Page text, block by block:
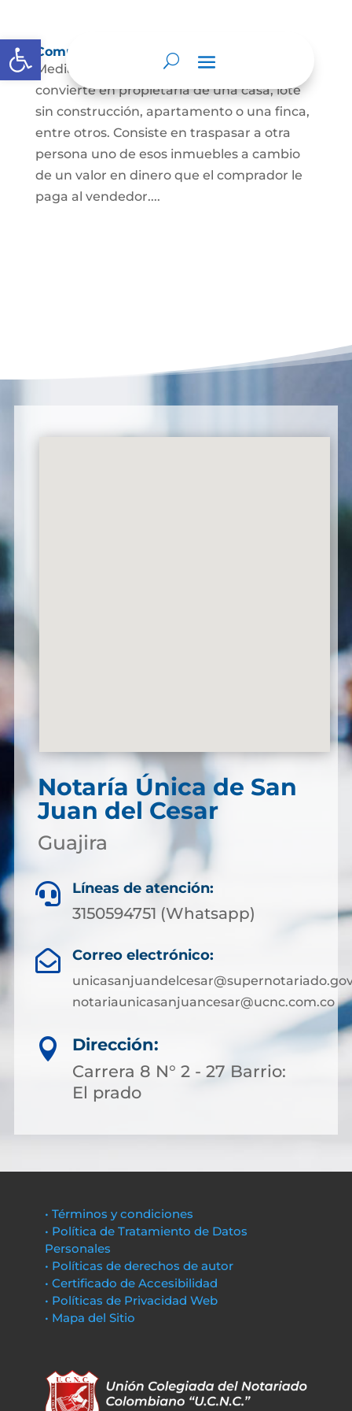
Abrir barra de herramientas
Compraventa de inmuebles
Mediante este contrato, una persona se
convierte en propietaria de una casa, lote
sin construcción, apartamento o una finca,
entre otros. Consiste en traspasar a otra
persona uno de esos inmuebles a cambio
de un valor en dinero que el comprador le
paga al vendedor....
Notaría Única de San
Juan del Cesar
Guajira
 Líneas de atención:
3150594751 (Whatsapp)
 Correo electrónico:
notariaunicasanjuancesar@ucnc.com.co

Dirección:
Carrera 8 N° 2 - 27 Barrio:
El prado
• Términos y condiciones
• Política de Tratamiento de Datos
Personales
• Políticas de derechos de autor
• Certificado de Accesibilidad
• Políticas de Privacidad Web
• Mapa del Sitio